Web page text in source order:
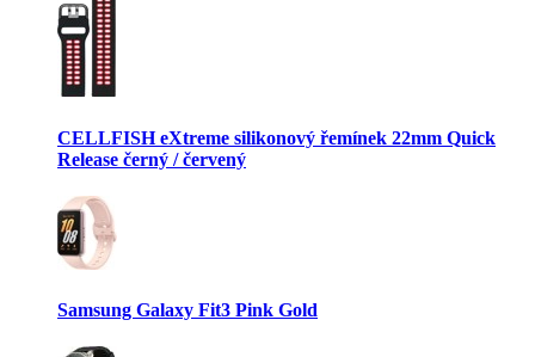
CELLFISH eXtreme silikonový řemínek 22mm Quick
Release černý / červený
Samsung Galaxy Fit3 Pink Gold